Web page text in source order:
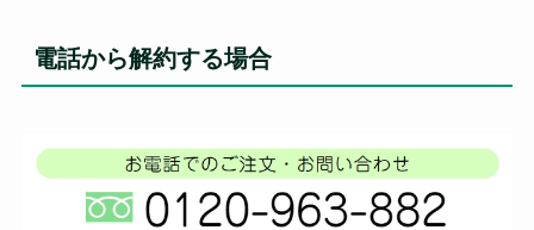
電話から解約する場合